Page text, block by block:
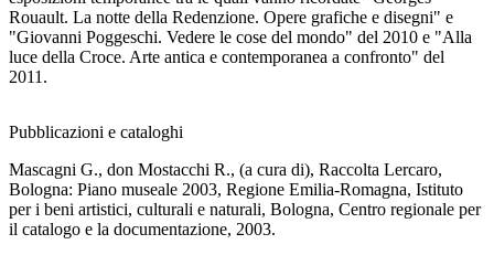
Rouault. La notte della Redenzione. Opere grafiche e disegni" e
"Giovanni Poggeschi. Vedere le cose del mondo" del 2010 e "Alla
luce della Croce. Arte antica e contemporanea a confronto" del
2011.
Pubblicazioni e cataloghi
Mascagni G., don Mostacchi R., (a cura di), Raccolta Lercaro,
Bologna: Piano museale 2003, Regione Emilia-Romagna, Istituto
per i beni artistici, culturali e naturali, Bologna, Centro regionale per
il catalogo e la documentazione, 2003.